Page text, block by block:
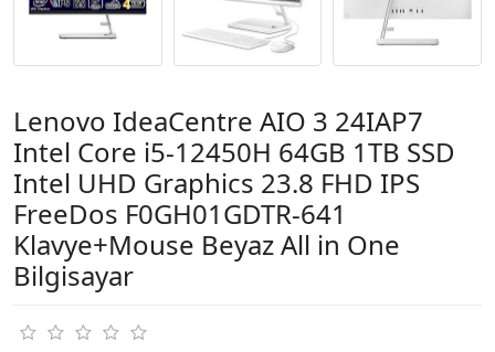
Lenovo IdeaCentre AIO 3 24IAP7
Intel Core i5-12450H 64GB 1TB SSD
Intel UHD Graphics 23.8 FHD IPS
FreeDos F0GH01GDTR-641
Klavye+Mouse Beyaz All in One
Bilgisayar